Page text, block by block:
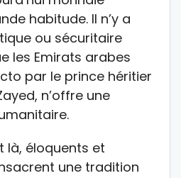
habitude. Il n’y a
ou sécuritaire
les Emirats arabes
par le prince héritier
n’offre une
là, éloquents et
une tradition